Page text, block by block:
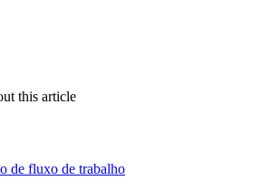
this article
de fluxo de trabalho